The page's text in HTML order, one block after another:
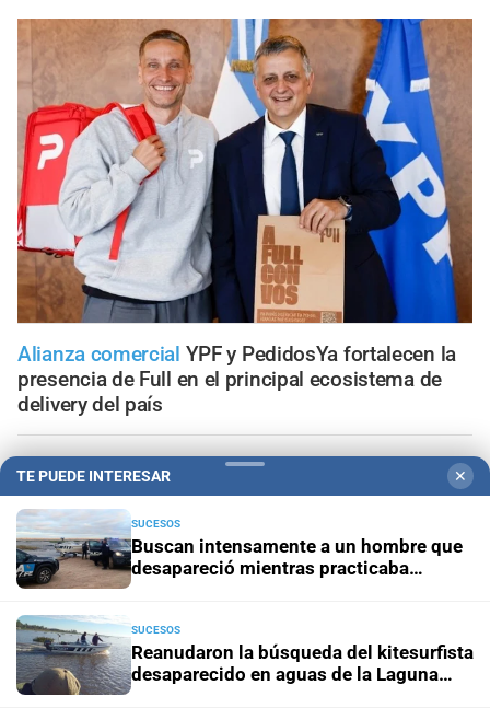
Alianza comercial YPF y PedidosYa fortalecen la
presencia de Full en el principal ecosistema de
delivery del país
Propiedad privada y derechosFiscalías ambientales
cuestionan la reforma por su posible regresión en
materia ambiental
El diario cumple 108 años 10 hechos que marcaron la
historia de Santa Fe, vistos desde la óptica de El Litoral
Trabajo, fe y esperanza ¿Qué se le pide a San Cayetano?
La celebración del 7 de agosto que vuelve a reunir a miles
de fieles
TE PUEDE INTERESAR ✕
SUCESOS
Buscan intensamente a un hombre que
desapareció mientras practicaba
SUCESOS
Reanudaron la búsqueda del kitesurfista
desaparecido en aguas de la Laguna